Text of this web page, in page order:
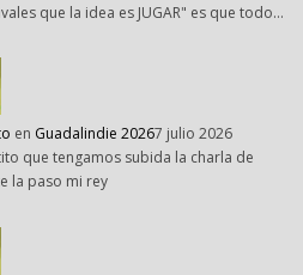
que la idea es JUGAR" es que todo…
en Guadalindie 20267 julio 2026
que tengamos subida la charla de
la paso mi rey